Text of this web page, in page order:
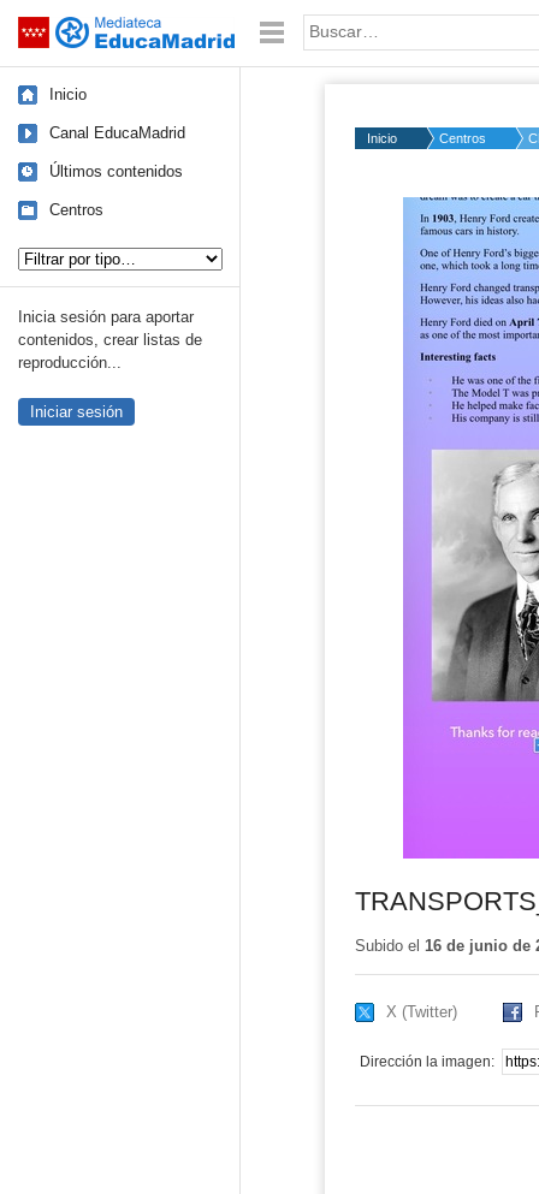
Saltar navegación Palabra o frase:
Inicio
Canal EducaMadrid
Últimos contenidos
Centros
Inicia sesión para aportar
contenidos, crear listas de
reproducción...
Iniciar sesión
Inicio Centros
Subido el 16 de junio de
X (Twitter)
Dirección la imagen: